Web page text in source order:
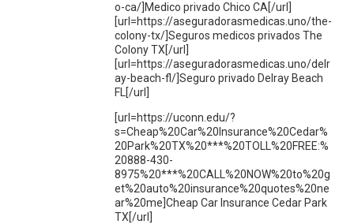
o-ca/]Medico privado Chico CA[/url]
[url=https://aseguradorasmedicas.uno/the-
colony-tx/]Seguros medicos privados The
Colony TX[/url]
[url=https://aseguradorasmedicas.uno/delr
ay-beach-fl/]Seguro privado Delray Beach
FL[/url]
[url=https://uconn.edu/?
s=Cheap%20Car%20Insurance%20Cedar%
20Park%20TX%20***%20TOLL%20FREE:%
20888-430-
8975%20***%20CALL%20NOW%20to%20g
et%20auto%20insurance%20quotes%20ne
ar%20me]Cheap Car Insurance Cedar Park
TX[/url]